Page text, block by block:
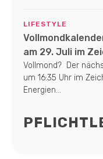
LIFESTYLE
am 29. Juli im
Vollmond? Der
um 16:35 Uhr im
Energien...